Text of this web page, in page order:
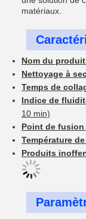
matériaux.
Nom du
Nettoyage à
Temps de
Indice de
10 min)
Point de fusion
Température
Produits